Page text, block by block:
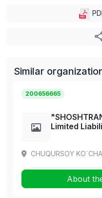
Similar
200656665
Limited
CHUQURSOY
About